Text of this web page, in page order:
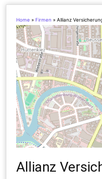
Home » Firmen »Allianz
Allianz